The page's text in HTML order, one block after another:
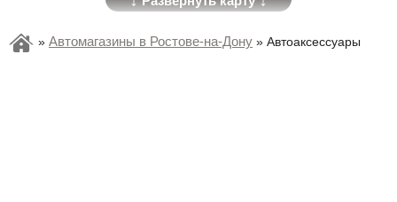
» Автомагазины в Ростове-на-Дону » Автоаксессуары